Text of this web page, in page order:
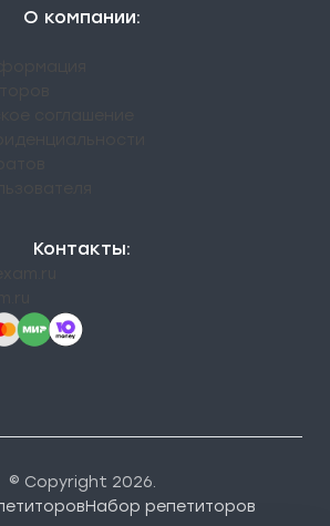
О компании:
Контакты:
© Copyright 2026.
Набор репетиторов